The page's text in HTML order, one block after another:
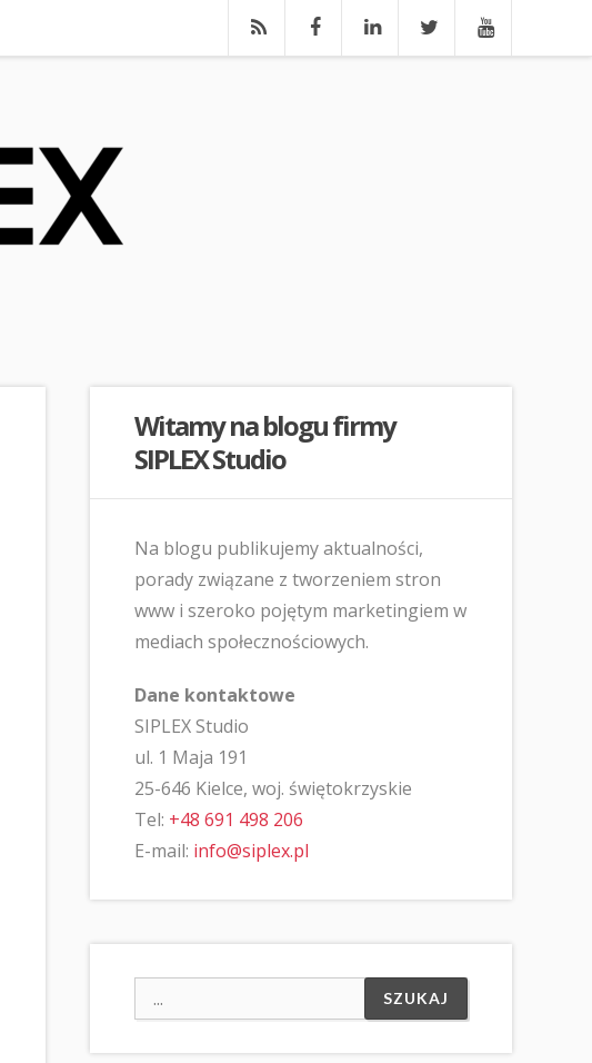
Witamy na blogu firmy
SIPLEX Studio
Na blogu publikujemy aktualności,
porady związane z tworzeniem stron
www i szeroko pojętym marketingiem w
mediach społecznościowych.
Dane kontaktowe
SIPLEX Studio
ul. 1 Maja 191
25-646 Kielce, woj. świętokrzyskie
Tel: +48 691 498 206
E-mail: info@siplex.pl